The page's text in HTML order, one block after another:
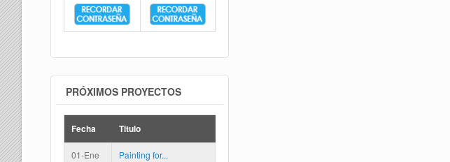
PRÓXIMOS PROYECTOS
Fecha Titulo
01-Ene
Painting for...